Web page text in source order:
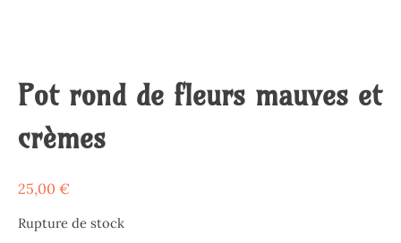
Pot rond de fleurs mauves et
crèmes
25,00 €
Rupture de stock